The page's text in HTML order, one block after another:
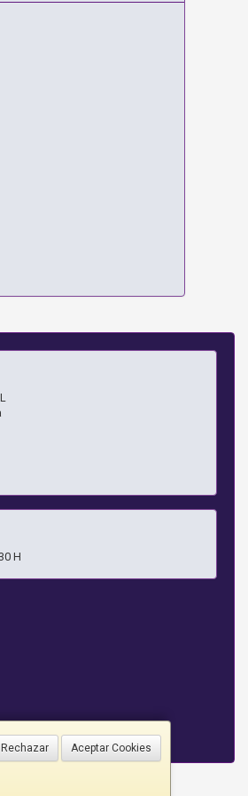
Rechazar Aceptar Cookies
H